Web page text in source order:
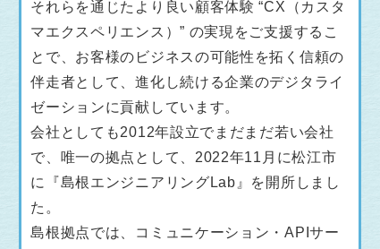
それらを通じたより良い顧客体験 “CX（カスタ
マエクスペリエンス）” の実現をご支援するこ
とで、お客様のビジネスの可能性を拓く信頼の
伴走者として、進化し続ける企業のデジタライ
ゼーションに貢献しています。
会社としても2012年設立でまだまだ若い会社
で、唯一の拠点として、2022年11月に松江市
に『島根エンジニアリングLab』を開所しまし
た。
島根拠点では、コミュニケーション・APIサー